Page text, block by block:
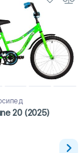
20 (2025)